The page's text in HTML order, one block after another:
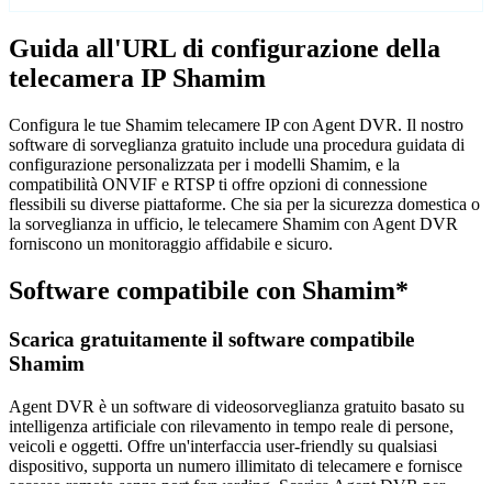
Guida all'URL di configurazione della
telecamera IP Shamim
Configura le tue Shamim telecamere IP con Agent DVR. Il nostro
software di sorveglianza gratuito include una procedura guidata di
configurazione personalizzata per i modelli Shamim, e la
compatibilità ONVIF e RTSP ti offre opzioni di connessione
flessibili su diverse piattaforme. Che sia per la sicurezza domestica o
la sorveglianza in ufficio, le telecamere Shamim con Agent DVR
forniscono un monitoraggio affidabile e sicuro.
Software compatibile con Shamim*
Scarica gratuitamente il software compatibile
Shamim
Agent DVR è un software di videosorveglianza gratuito basato su
intelligenza artificiale con rilevamento in tempo reale di persone,
veicoli e oggetti. Offre un'interfaccia user-friendly su qualsiasi
dispositivo, supporta un numero illimitato di telecamere e fornisce